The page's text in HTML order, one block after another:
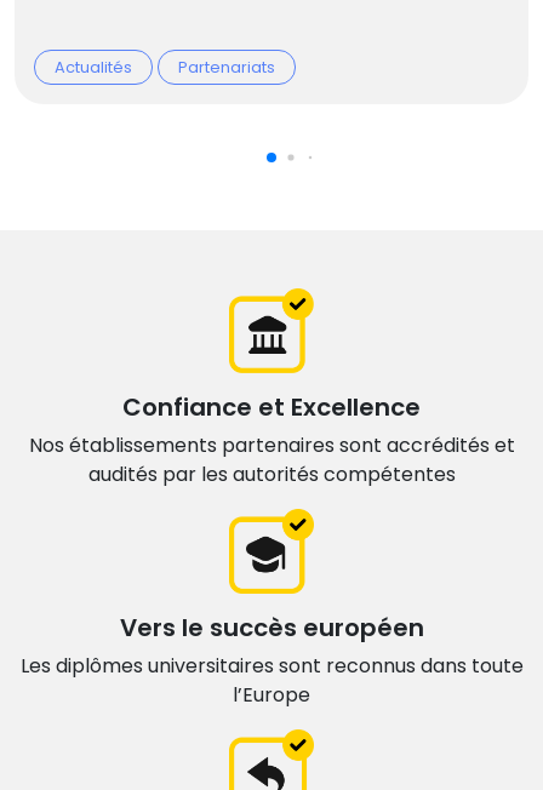
Actualités Partenariats
Confiance et Excellence
Nos établissements partenaires sont accrédités et
audités par les autorités compétentes
Vers le succès européen
Les diplômes universitaires sont reconnus dans toute
l’Europe